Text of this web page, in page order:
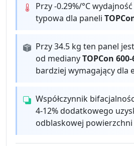
Przy -0.29%/°C
typowa dla paneli
Przy 34.5 kg ten panel
od medianyTOPCon
bardziej wymagający dla
Współczynnik
4-12% dodatkowego
odblaskowej